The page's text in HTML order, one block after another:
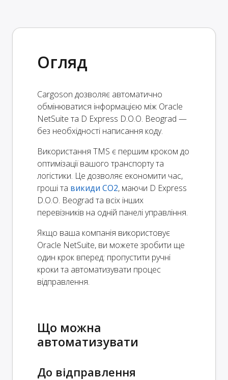
Огляд
Cargoson дозволяє автоматично
обмінюватися інформацією між Oracle
NetSuite та D Express D.O.O. Beograd —
без необхідності написання коду.
Використання TMS є першим кроком до
оптимізації вашого транспорту та
логістики. Це дозволяє економити час,
гроші та викиди CO2, маючи D Express
D.O.O. Beograd та всіх інших
перевізників на одній панелі управління.
Якщо ваша компанія використовує
Oracle NetSuite, ви можете зробити ще
один крок вперед: пропустити ручні
кроки та автоматизувати процес
відправлення.
Що можна
автоматизувати
До відправлення